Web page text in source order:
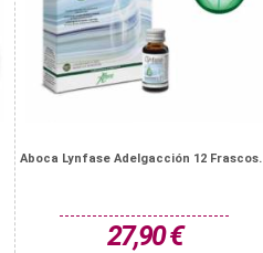
Aboca Lynfase Adelgacción 12
27,90 €